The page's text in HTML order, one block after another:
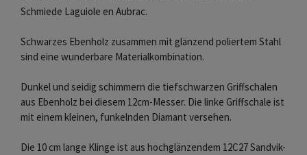
Schmiede Laguiole en Aubrac.
Schwarzes Ebenholz zusammen mit glänzend poliertem Stahl
sind eine wunderbare Materialkombination.
Dunkel und seidig schimmern die tiefschwarzen Griffschalen
aus Ebenholz bei diesem 12cm-Messer. Die linke Griffschale ist
mit einem kleinen, funkelnden Diamant versehen.
Die 10 cm lange Klinge ist aus hochglänzendem 12C27 Sandvik-